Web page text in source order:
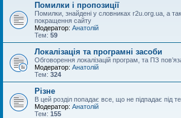
Помилки і пропозиції
Помилки, знайдені у словниках r2u.org.ua, а
покращення сайту
Модератор: Анатолій
Тем: 59
Локалізація та програмні засоби
Обговорення локалізацій програм, та ПЗ
Модератор: Анатолій
Тем: 324
Різне
В цей розділ попадає все, що не підпадає під
Модератор: Анатолій
Тем: 155